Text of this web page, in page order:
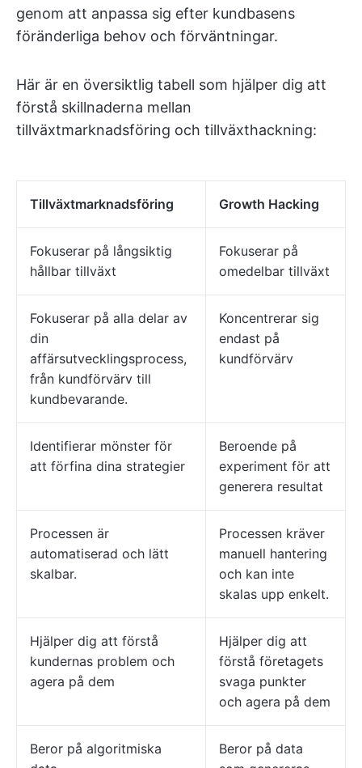
genom att anpassa sig efter kundbasens
föränderliga behov och förväntningar.
Här är en översiktlig tabell som hjälper dig att
förstå skillnaderna mellan
tillväxtmarknadsföring och tillväxthackning:
Tillväxtmarknadsföring Growth Hacking
Fokuserar på långsiktig
hållbar tillväxt
Fokuserar på
omedelbar tillväxt
Fokuserar på alla delar av
din
affärsutvecklingsprocess,
från kundförvärv till
kundbevarande.
Koncentrerar sig
endast på
kundförvärv
Identifierar mönster för
att förfina dina strategier
Beroende på
experiment för att
generera resultat
Processen är
automatiserad och lätt
skalbar.
Processen kräver
manuell hantering
och kan inte
skalas upp enkelt.
Hjälper dig att förstå
kundernas problem och
agera på dem
Hjälper dig att
förstå företagets
svaga punkter
och agera på dem
Beror på algoritmiska
Beror på data